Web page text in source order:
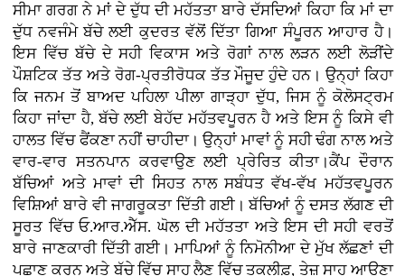
ਸੀਮਾ ਗਰਗ ਨੇ ਮਾਂ ਦੇ ਦੁੱਧ ਦੀ ਮਹੱਤਤਾ ਬਾਰੇ ਦੱਸਦਿਆਂ ਕਿਹਾ ਕਿ ਮਾਂ ਦਾ
ਦੁੱਧ ਨਵਜੰਮੇ ਬੱਚੇ ਲਈ ਕੁਦਰਤ ਵੱਲੋਂ ਦਿੱਤਾ ਗਿਆ ਸੰਪੂਰਨ ਆਹਾਰ ਹੈ।
ਇਸ ਵਿੱਚ ਬੱਚੇ ਦੇ ਸਹੀ ਵਿਕਾਸ ਅਤੇ ਰੋਗਾਂ ਨਾਲ ਲੜਨ ਲਈ ਲੋੜੀਂਦੇ
ਪੌਸ਼ਟਿਕ ਤੱਤ ਅਤੇ ਰੋਗ-ਪ੍ਰਤੀਰੋਧਕ ਤੱਤ ਮੌਜੂਦ ਹੁੰਦੇ ਹਨ। ਉਨ੍ਹਾਂ ਕਿਹਾ
ਕਿ ਜਨਮ ਤੋਂ ਬਾਅਦ ਪਹਿਲਾ ਪੀਲਾ ਗਾੜ੍ਹਾ ਦੁੱਧ, ਜਿਸ ਨੂੰ ਕੋਲੋਸਟ੍ਰਮ
ਕਿਹਾ ਜਾਂਦਾ ਹੈ, ਬੱਚੇ ਲਈ ਬੇਹੱਦ ਮਹੱਤਵਪੂਰਨ ਹੈ ਅਤੇ ਇਸ ਨੂੰ ਕਿਸੇ ਵੀ
ਹਾਲਤ ਵਿੱਚ ਫੈਂਕਣਾ ਨਹੀਂ ਚਾਹੀਦਾ। ਉਨ੍ਹਾਂ ਮਾਵਾਂ ਨੂੰ ਸਹੀ ਢੰਗ ਨਾਲ ਅਤੇ
ਵਾਰ-ਵਾਰ ਸਤਨਪਾਨ ਕਰਵਾਉਣ ਲਈ ਪ੍ਰੇਰਿਤ ਕੀਤਾ।ਕੈਂਪ ਦੌਰਾਨ
ਬੱਚਿਆਂ ਅਤੇ ਮਾਵਾਂ ਦੀ ਸਿਹਤ ਨਾਲ ਸਬੰਧਤ ਵੱਖ-ਵੱਖ ਮਹੱਤਵਪੂਰਨ
ਵਿਸ਼ਿਆਂ ਬਾਰੇ ਵੀ ਜਾਗਰੂਕਤਾ ਦਿੱਤੀ ਗਈ। ਬੱਚਿਆਂ ਨੂੰ ਦਸਤ ਲੱਗਣ ਦੀ
ਸੂਰਤ ਵਿੱਚ ਓ.ਆਰ.ਐੱਸ. ਘੋਲ ਦੀ ਮਹੱਤਤਾ ਅਤੇ ਇਸ ਦੀ ਸਹੀ ਵਰਤੋਂ
ਬਾਰੇ ਜਾਣਕਾਰੀ ਦਿੱਤੀ ਗਈ। ਮਾਪਿਆਂ ਨੂੰ ਨਿਮੋਨੀਆ ਦੇ ਮੁੱਖ ਲੱਛਣਾਂ ਦੀ
ਪਛਾਣ ਕਰਨ ਅਤੇ ਬੱਚੇ ਵਿੱਚ ਸਾਹ ਲੈਣ ਵਿੱਚ ਤਕਲੀਫ਼, ਤੇਜ਼ ਸਾਹ ਆਉਣਾ